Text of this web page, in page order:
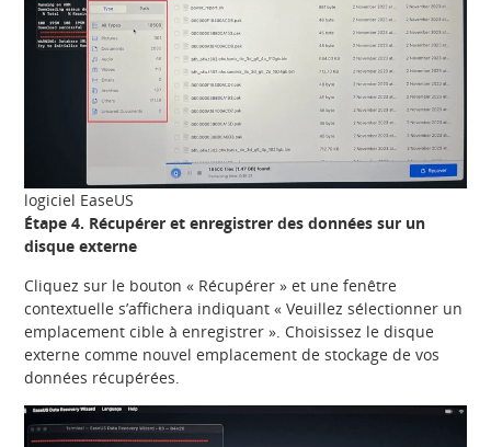
logiciel EaseUS
Étape 4. Récupérer et enregistrer des données sur un
disque externe
Cliquez sur le bouton « Récupérer » et une fenêtre
contextuelle s’affichera indiquant « Veuillez sélectionner un
emplacement cible à enregistrer ». Choisissez le disque
externe comme nouvel emplacement de stockage de vos
données récupérées.